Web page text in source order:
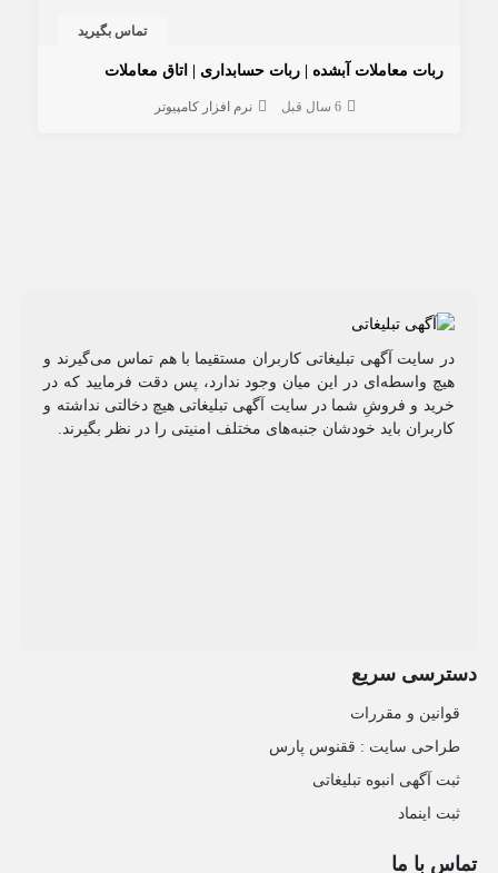
تماس بگیرید
ربات معاملات آبشده | ربات حسابداری | اتاق معاملات
6 سال قبل نرم افزار کامپیوتر
در سایت آگهی تبلیغاتی کاربران مستقیما با هم تماس می‌گیرند و
هیچ واسطه‌ای در این میان وجود ندارد، پس دقت فرمایید که در
خرید و فروشِ شما در سایت آگهی تبلیغاتی هیچ دخالتی نداشته و
کاربران باید خودشان جنبه‌های مختلف امنیتی را در نظر بگیرند.
دسترسی سریع
قوانین و مقررات
طراحی سایت : ققنوس پارس
ثبت آگهی انبوه تبلیغاتی
ثبت اینماد
تماس با ما